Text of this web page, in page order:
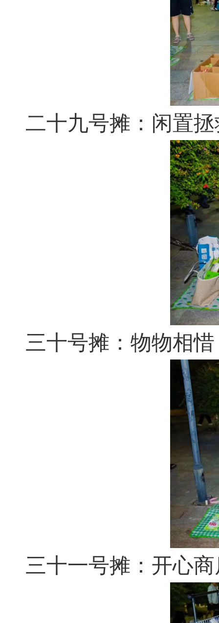
二十九号摊：闲置
三十号摊：物物相惜
三十一号摊：开心